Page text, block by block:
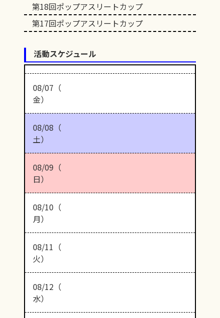
第18回ポップアスリートカップ
第17回ポップアスリートカップ
活動スケジュール
08/07（
金）
08/08（
土）
08/09（
日）
08/10（
月）
08/11（
火）
08/12（
水）